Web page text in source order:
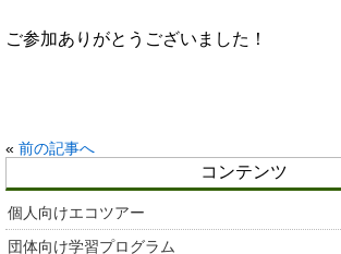
ご参加ありがとうございました！
« 前の記事へ
コンテンツ
個人向けエコツアー
団体向け学習プログラム